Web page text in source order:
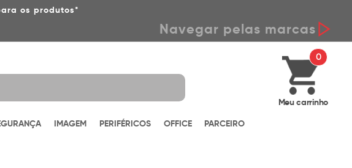
os produtos*
Navegar pelas marcas
0
Meu carrinho
IMAGEM PERIFÉRICOS OFFICE PARCEIRO